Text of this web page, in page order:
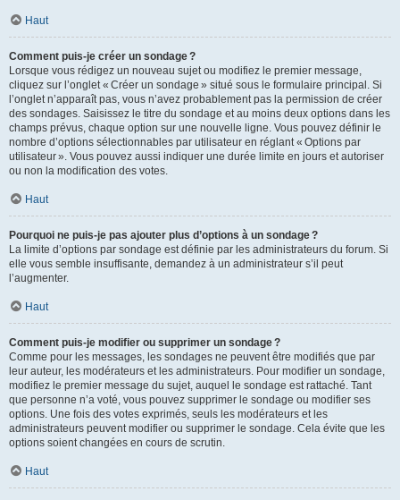
Haut
Comment puis-je créer un sondage ?
Lorsque vous rédigez un nouveau sujet ou modifiez le premier message,
cliquez sur l’onglet « Créer un sondage » situé sous le formulaire principal. Si
l’onglet n’apparaît pas, vous n’avez probablement pas la permission de créer
des sondages. Saisissez le titre du sondage et au moins deux options dans les
champs prévus, chaque option sur une nouvelle ligne. Vous pouvez définir le
nombre d’options sélectionnables par utilisateur en réglant « Options par
utilisateur ». Vous pouvez aussi indiquer une durée limite en jours et autoriser
ou non la modification des votes.
Haut
Pourquoi ne puis-je pas ajouter plus d’options à un sondage ?
La limite d’options par sondage est définie par les administrateurs du forum. Si
elle vous semble insuffisante, demandez à un administrateur s’il peut
l’augmenter.
Haut
Comment puis-je modifier ou supprimer un sondage ?
Comme pour les messages, les sondages ne peuvent être modifiés que par
leur auteur, les modérateurs et les administrateurs. Pour modifier un sondage,
modifiez le premier message du sujet, auquel le sondage est rattaché. Tant
que personne n’a voté, vous pouvez supprimer le sondage ou modifier ses
options. Une fois des votes exprimés, seuls les modérateurs et les
administrateurs peuvent modifier ou supprimer le sondage. Cela évite que les
options soient changées en cours de scrutin.
Haut